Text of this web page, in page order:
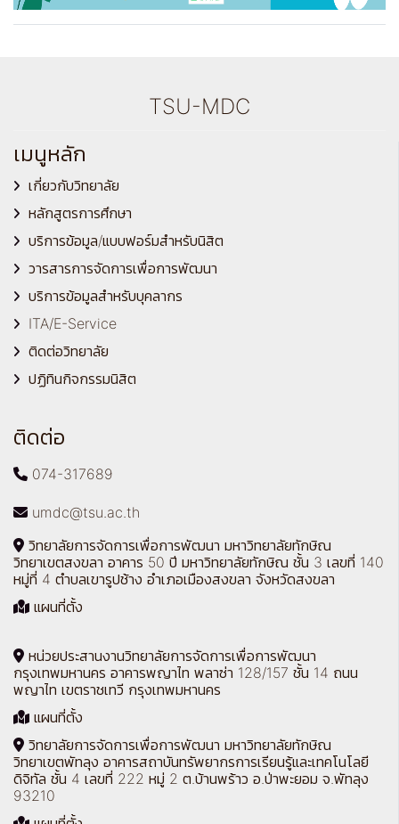
TSU-MDC
เมนูหลัก
เกี่ยวกับวิทยาลัย
หลักสูตรการศึกษา
บริการข้อมูล/แบบฟอร์มสำหรับนิสิต
วารสารการจัดการเพื่อการพัฒนา
บริการข้อมูลสำหรับบุคลากร
ITA/E-Service
ติดต่อวิทยาลัย
ปฏิทินกิจกรรมนิสิต
ติดต่อ
074-317689
umdc@tsu.ac.th
วิทยาลัยการจัดการเพื่อการพัฒนา มหาวิทยาลัยทักษิณ
วิทยาเขตสงขลา อาคาร 50 ปี มหาวิทยาลัยทักษิณ ชั้น 3 เลขที่ 140
หมู่ที่ 4 ตำบลเขารูปช้าง อำเภอเมืองสงขลา จังหวัดสงขลา
แผนที่ตั้ง
หน่วยประสานงานวิทยาลัยการจัดการเพื่อการพัฒนา
กรุงเทพมหานคร อาคารพญาไท พลาซ่า 128/157 ชั้น 14 ถนน
พญาไท เขตราชเทวี กรุงเทพมหานคร
แผนที่ตั้ง
วิทยาลัยการจัดการเพื่อการพัฒนา มหาวิทยาลัยทักษิณ
วิทยาเขตพัทลุง อาคารสถาบันทรัพยากรการเรียนรู้และเทคโนโลยี
ดิจิทัล ชั้น 4 เลขที่ 222 หมู่ 2 ต.บ้านพร้าว อ.ป่าพะยอม จ.พัทลุง
93210